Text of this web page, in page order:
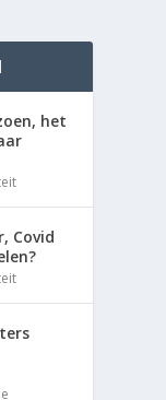
het
Covid